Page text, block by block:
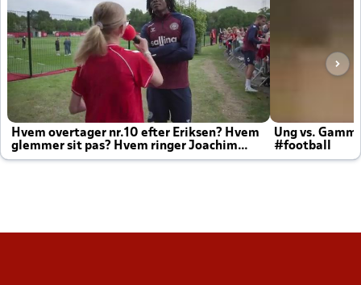
Hvem overtager nr.10 efter Eriksen? Hvem
glemmer sit pas? Hvem ringer Joachim
altid til efter kampe?
Ung vs.
#football